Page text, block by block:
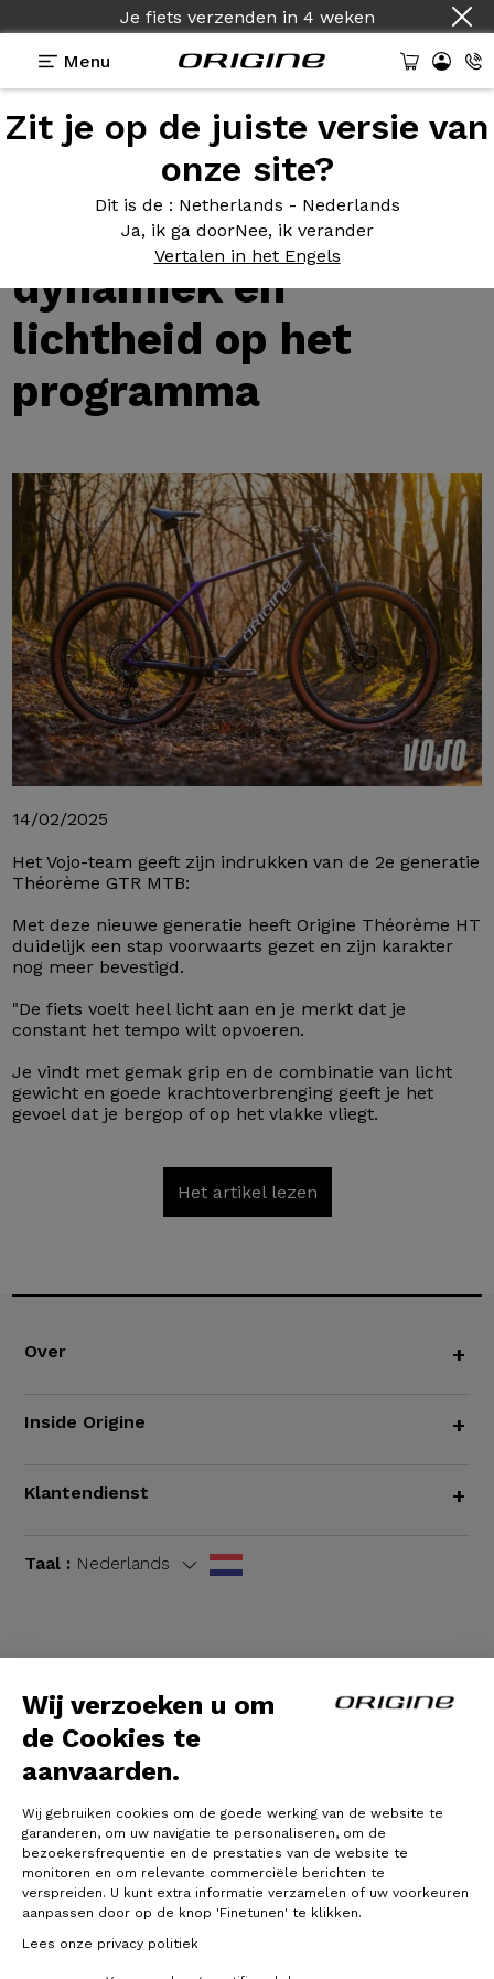
Wij verzoeken u om
de Cookies te
aanvaarden.
Wij gebruiken cookies om de goede werking van de website te
garanderen, om uw navigatie te personaliseren, om de
bezoekersfrequentie en de prestaties van de website te
monitoren en om relevante commerciële berichten te
verspreiden. U kunt extra informatie verzamelen of uw voorkeuren
aanpassen door op de knop 'Finetunen' te klikken.
Lees onze privacy politiek
Je fiets verzenden in 4 weken
Menu
Zit je op de juiste versie van
onze site?
Dit is de : Netherlands - Nederlands
Ja, ik ga doorNee, ik verander
Vertalen in het Engels
Tests van Origine fietsen > Test | Origine Théorème
HT 2: dynamiek en lichtheid op het programma
Origine
Théorème HT 2:
dynamiek en
lichtheid op het
programma
14/02/2025
Het Vojo-team geeft zijn indrukken van de 2e generatie
Théorème GTR MTB:
Met deze nieuwe generatie heeft Origine Théorème HT
duidelijk een stap voorwaarts gezet en zijn karakter
nog meer bevestigd.
"De fiets voelt heel licht aan en je merkt dat je
constant het tempo wilt opvoeren.
Je vindt met gemak grip en de combinatie van licht
gewicht en goede krachtoverbrenging geeft je het
gevoel dat je bergop of op het vlakke vliegt.
Het artikel lezen
Over +
Inside Origine +
Klantendienst +
Taal : Nederlands
© Origine Cycles